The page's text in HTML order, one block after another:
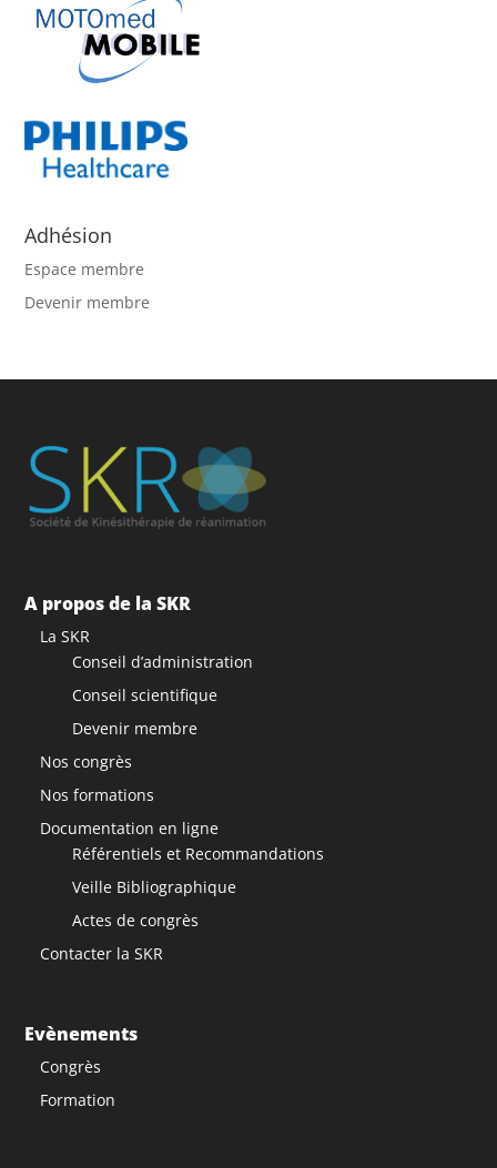
Adhésion
Espace membre
Devenir membre
A propos de la SKR
La SKR
Conseil d’administration
Conseil scientifique
Devenir membre
Nos congrès
Nos formations
Documentation en ligne
Référentiels et Recommandations
Veille Bibliographique
Actes de congrès
Contacter la SKR
Evènements
Congrès
Formation